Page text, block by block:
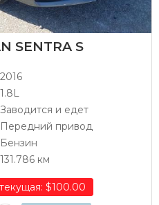
SENTRA S
2016
1.8L
Заводится и едет
Передний привод
Бензин
131.786 км
$100.00